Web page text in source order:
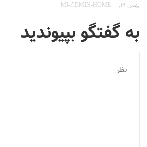
بهمن 19 MI-ADMIN-HOME
به گفتگو بپیوندید